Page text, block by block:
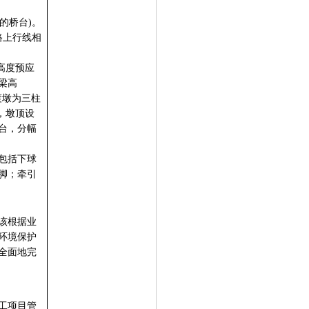
桥台)。
行线相
度预应
高
为三柱
墩顶设
，分幅
括下球
；牵引
根据业
境保护
面地完
项目管